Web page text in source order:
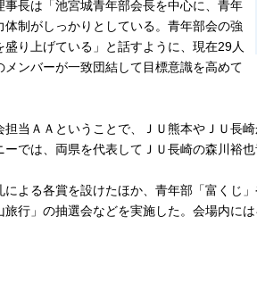
事長は「池宮城青年部会長を中心に、青年
体制がしっかりとしている。青年部会の強
盛り上げている」と話すように、現在29人
メンバーが一致団結して目標意識を高めて
当ＡＡということで、ＪＵ熊本やＪＵ長
ーでは、両県を代表してＪＵ長崎の森川裕
よる各賞を設けたほか、青年部「富くじ
行」の抽選会などを実施した。会場内に